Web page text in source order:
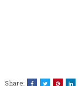
Share: